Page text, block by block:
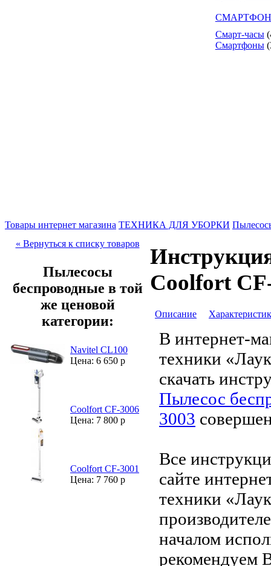
Смарт-часы
Смартфоны
Товары интернет магазина ТЕХНИКА ДЛЯ УБОРКИ
« Вернуться к списку товаров
Пылесосы
беспроводные в той
же ценовой
категории:
Navitel CL100
Цена: 6 650 р
Coolfort CF-3006
Цена: 7 800 р
Coolfort CF-3001
Цена: 7 760 р
Coolfort
Описание
В интернет-
техники
скачать
Пылесос
3003
Все
сайте
техники
началом
рекомендуем